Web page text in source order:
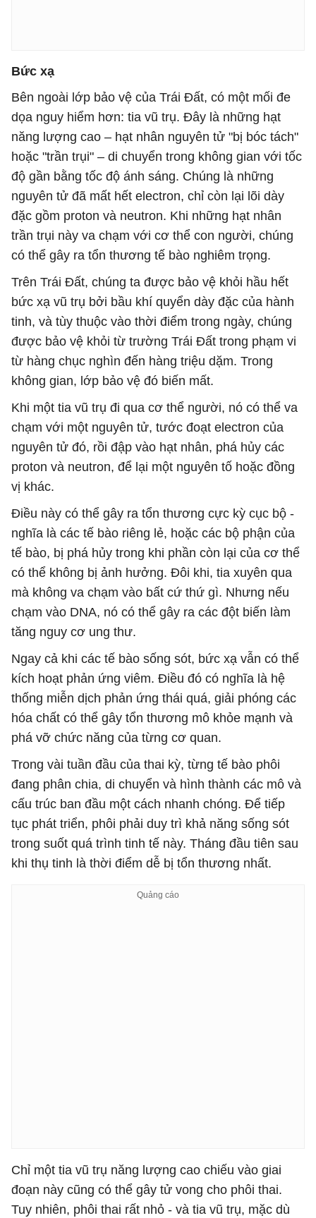
Bức xạ
Bên ngoài lớp bảo vệ của Trái Đất, có một mối đe
dọa nguy hiểm hơn: tia vũ trụ. Đây là những hạt
năng lượng cao – hạt nhân nguyên tử "bị bóc tách"
hoặc "trần trụi" – di chuyển trong không gian với tốc
độ gần bằng tốc độ ánh sáng. Chúng là những
nguyên tử đã mất hết electron, chỉ còn lại lõi dày
đặc gồm proton và neutron. Khi những hạt nhân
trần trụi này va chạm với cơ thể con người, chúng
có thể gây ra tổn thương tế bào nghiêm trọng.
Trên Trái Đất, chúng ta được bảo vệ khỏi hầu hết
bức xạ vũ trụ bởi bầu khí quyển dày đặc của hành
tinh, và tùy thuộc vào thời điểm trong ngày, chúng
được bảo vệ khỏi từ trường Trái Đất trong phạm vi
từ hàng chục nghìn đến hàng triệu dặm. Trong
không gian, lớp bảo vệ đó biến mất.
Khi một tia vũ trụ đi qua cơ thể người, nó có thể va
chạm với một nguyên tử, tước đoạt electron của
nguyên tử đó, rồi đập vào hạt nhân, phá hủy các
proton và neutron, để lại một nguyên tố hoặc đồng
vị khác.
Điều này có thể gây ra tổn thương cực kỳ cục bộ -
nghĩa là các tế bào riêng lẻ, hoặc các bộ phận của
tế bào, bị phá hủy trong khi phần còn lại của cơ thể
có thể không bị ảnh hưởng. Đôi khi, tia xuyên qua
mà không va chạm vào bất cứ thứ gì. Nhưng nếu
chạm vào DNA, nó có thể gây ra các đột biến làm
tăng nguy cơ ung thư.
Ngay cả khi các tế bào sống sót, bức xạ vẫn có thể
kích hoạt phản ứng viêm. Điều đó có nghĩa là hệ
thống miễn dịch phản ứng thái quá, giải phóng các
hóa chất có thể gây tổn thương mô khỏe mạnh và
phá vỡ chức năng của từng cơ quan.
Trong vài tuần đầu của thai kỳ, từng tế bào phôi
đang phân chia, di chuyển và hình thành các mô và
cấu trúc ban đầu một cách nhanh chóng. Để tiếp
tục phát triển, phôi phải duy trì khả năng sống sót
trong suốt quá trình tinh tế này. Tháng đầu tiên sau
khi thụ tinh là thời điểm dễ bị tổn thương nhất.
Chỉ một tia vũ trụ năng lượng cao chiếu vào giai
đoạn này cũng có thể gây tử vong cho phôi thai.
Tuy nhiên, phôi thai rất nhỏ - và tia vũ trụ, mặc dù